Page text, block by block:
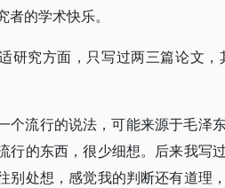
的学术快乐。
究方面，只写过两三篇论文，
流行的说法，可能来源于毛泽东
行的东西，很少细想。后来我写
别处想，感觉我的判断还有道理